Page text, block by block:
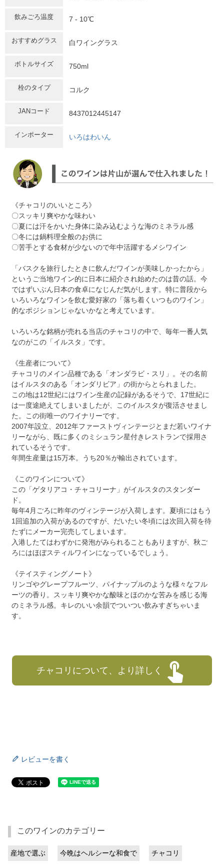
飲みごろ温度 7 - 10℃
おすすめグラス 白ワイングラス
ボトルサイズ 750ml
栓のタイプ コルク
JANコード 8437012445147
インポーター いろはわいん
《チャコリのいいところ》
〇スッキリ爽やかな味わい
〇夏には汗をかいた身体に染み込むような海のミネラル感
〇冬には鍋料理全般のお供に
〇苦手とする食材が少ないので年中活躍するメシワイン
「バスクを旅行したときに飲んだワインが美味しかったから」
というご当地ワイン的に日本に紹介され始めたのは昔の話。今
ではずいぶん日本の食卓になじんだ気がします。特に普段から
いろいろなワインを飲む愛好家の「落ち着くいつものワイン」
的なポジションじゃないかなと考えています。
いろいろな銘柄が売れる当店のチャコリの中で、毎年一番人気
なのがこの「イルスタ」です。
《生産者について》
チャコリのメイン品種である「オンダラビ・スリ」。その名前
はイルスタのある「オンダリビア」の街からとられました。
この地は12世紀にはワイン生産の記録があるそうで、17世紀に
は一度途絶えてしまいましたが、このイルスタが復活させまし
た。この街唯一のワイナリーです。
2007年設立、2012年ファーストヴィンテージとまだ若いワイナ
リーながら、既に多くのミシュラン星付きレストランで採用さ
れているそうです。
年間生産量は15万本。うち20％が輸出されています。
《このワインについて》
この「ゲタリアコ・チャコリーナ」がイルスタのスタンダー
ド。
毎年4月ごろに昨年のヴィンテージが入荷します。夏頃にはもう
1回追加の入荷があるのですが、だいたい冬頃には次回入荷を待
たずにメーカー完売してしまいます。
入港したてはわずかに発泡がみられることもありますが、秋ご
ろにはほぼスティルワインになっているでしょう。
《テイスティングノート》
リンゴやグレープフルーツ、パイナップルのような様々なフル
ーツの香り。スッキリ爽やかな酸味とほのかな苦みを感じる海
のミネラル感。キレのいい余韻でついつい飲みすぎちゃいま
す。
チャコリについて、より詳しく
レビューを書く
このワインのカテゴリー
産地で選ぶ 今晩はヘルシーな和食で チャコリ